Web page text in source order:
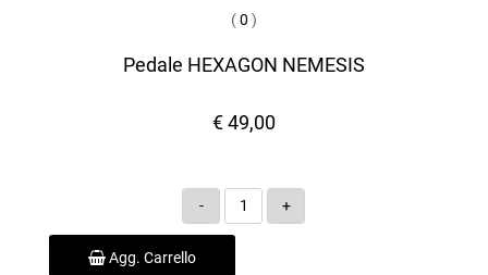
(0 )
Pedale HEXAGON NEMESIS
€ 49,00
Quantità
Agg. Carrello